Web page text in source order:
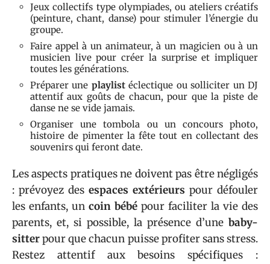
Jeux collectifs type olympiades, ou ateliers créatifs
(peinture, chant, danse) pour stimuler l’énergie du
groupe.
Faire appel à un animateur, à un magicien ou à un
musicien live pour créer la surprise et impliquer
toutes les générations.
Préparer une playlistéclectique ou solliciter un DJ
attentif aux goûts de chacun, pour que la piste de
danse ne se vide jamais.
Organiser une tombola ou un concours photo,
histoire de pimenter la fête tout en collectant des
souvenirs qui feront date.
Les aspects pratiques ne doivent pas être négligés
: prévoyez des espaces extérieurs pour défouler
les enfants, un coin bébé pour faciliter la vie des
parents, et, si possible, la présence d’une baby-
sitterpour que chacun puisse profiter sans stress.
Restez attentif aux besoins spécifiques :